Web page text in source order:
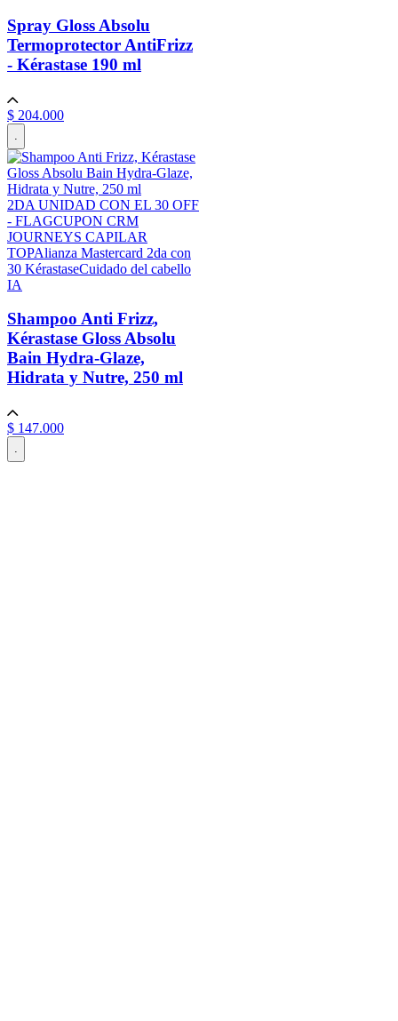
Spray Gloss Absolu
Termoprotector AntiFrizz
- Kérastase 190 ml
$ 204.000
.
2DA UNIDAD CON EL 30 OFF
- FLAGCUPON CRM
JOURNEYS CAPILAR
TOPAlianza Mastercard 2da con
30 KérastaseCuidado del cabello
IA
Shampoo Anti Frizz,
Kérastase Gloss Absolu
Bain Hydra-Glaze,
Hidrata y Nutre, 250 ml
$ 147.000
.